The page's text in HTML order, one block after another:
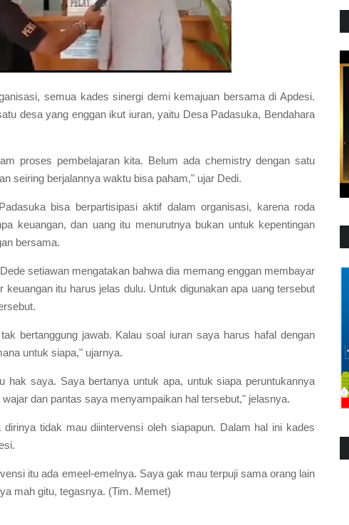
semua kades sinergi demi kemajuan bersama di Apdesi.
desa yang enggan ikut iuran, yaitu Desa Padasuka, Bendahara
proses pembelajaran kita. Belum ada chemistry dengan satu
seiring berjalannya waktu bisa paham," ujar Dedi.
bisa berpartisipasi aktif dalam organisasi, karena roda
keuangan, dan uang itu menurutnya bukan untuk kepentingan
bersama.
setiawan mengatakan bahwa dia memang enggan membayar
keuangan itu harus jelas dulu. Untuk digunakan apa uang tersebut
bertanggung jawab. Kalau soal iuran saya harus hafal dengan
untuk siapa," ujarnya.
hak saya. Saya bertanya untuk apa, untuk siapa peruntukannya
dan pantas saya menyampaikan hal tersebut," jelasnya.
tidak mau diintervensi oleh siapapun. Dalam hal ini kades
itu ada emeel-emelnya. Saya gak mau terpuji sama orang lain
mah gitu, tegasnya. (Tim. Memet)